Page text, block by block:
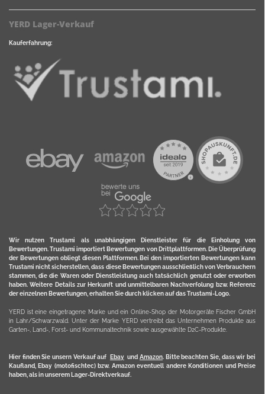
YERD Lager-Verkauf
Kauferfahrung:
Wir nutzen Trustami als unabhängigen Dienstleister für die Einholung von
Bewertungen. Trustami importiert Bewertungen von Drittplattformen. Die Überprüfung
der Bewertungen obliegt diesen Plattformen. Bei den importierten Bewertungen kann
Trustami nicht sicherstellen, dass diese Bewertungen ausschließlich von Verbrauchern
stammen, die die Waren oder Dienstleistung auch tatsächlich genutzt oder erworben
haben. Weitere Details zur Herkunft und unmittelbaren Nachverfolung bzw. Referenz
der einzelnen Bewertungen, erhalten Sie durch klicken auf das Trustami-Logo.
YERD ist eine eingetragene Marke und ein Online-Shop der Motorgeräte Fischer GmbH
in Lahr/Schwarzwald. Unter der Marke YERD vertreibt das Unternehmen Produkte aus
Garten-, Land-, Forst- und Kommunaltechnik sowie ausgewählte D2C-Produkte.
Hier finden Sie unsern Verkauf auf Ebayund Amazon. Bitte beachten Sie, dass wir bei
Kaufland, Ebay (motofischtec) bzw. Amazon eventuell andere Konditionen und Preise
haben, als in unserem Lager-Direktverkauf.